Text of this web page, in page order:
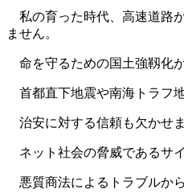
私の育った時代、高速道路
ません。
命を守るための国土強靱化
首都直下地震や南海トラフ
治安に対する信頼も欠かせま
ネット社会の脅威であるサ
悪質商法によるトラブルか